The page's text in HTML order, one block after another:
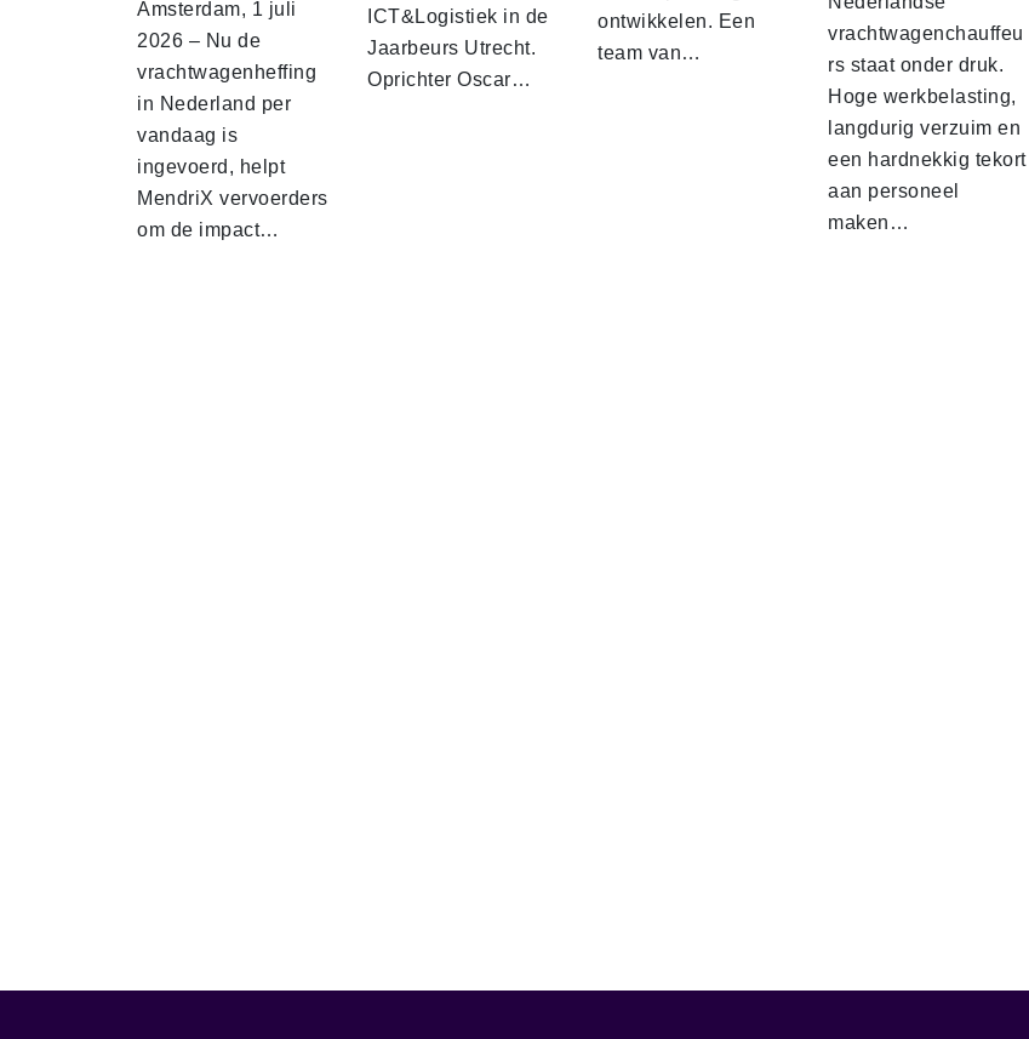
Amsterdam, 1 juli
2026 – Nu de
vrachtwagenheffing
in Nederland per
vandaag is
ingevoerd, helpt
MendriX vervoerders
om de impact…
ICT&Logistiek in de
Jaarbeurs Utrecht.
Oprichter Oscar…
ontwikkelen. Een
team van…
vrachtwagenchauffeu
rs staat onder druk.
Hoge werkbelasting,
langdurig verzuim en
een hardnekkig tekort
aan personeel
maken…